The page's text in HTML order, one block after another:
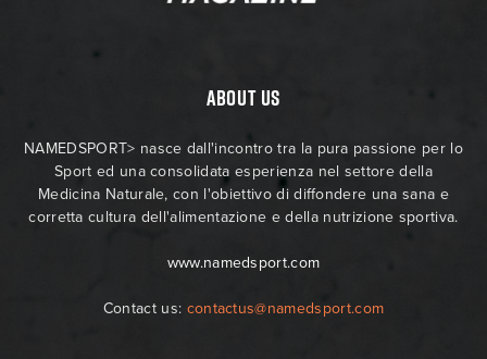
ABOUT US
NAMEDSPORT> nasce dall'incontro tra la pura passione per lo
Sport ed una consolidata esperienza nel settore della
Medicina Naturale, con l'obiettivo di diffondere una sana e
corretta cultura dell'alimentazione e della nutrizione sportiva.
www.namedsport.com
Contact us: contactus@namedsport.com